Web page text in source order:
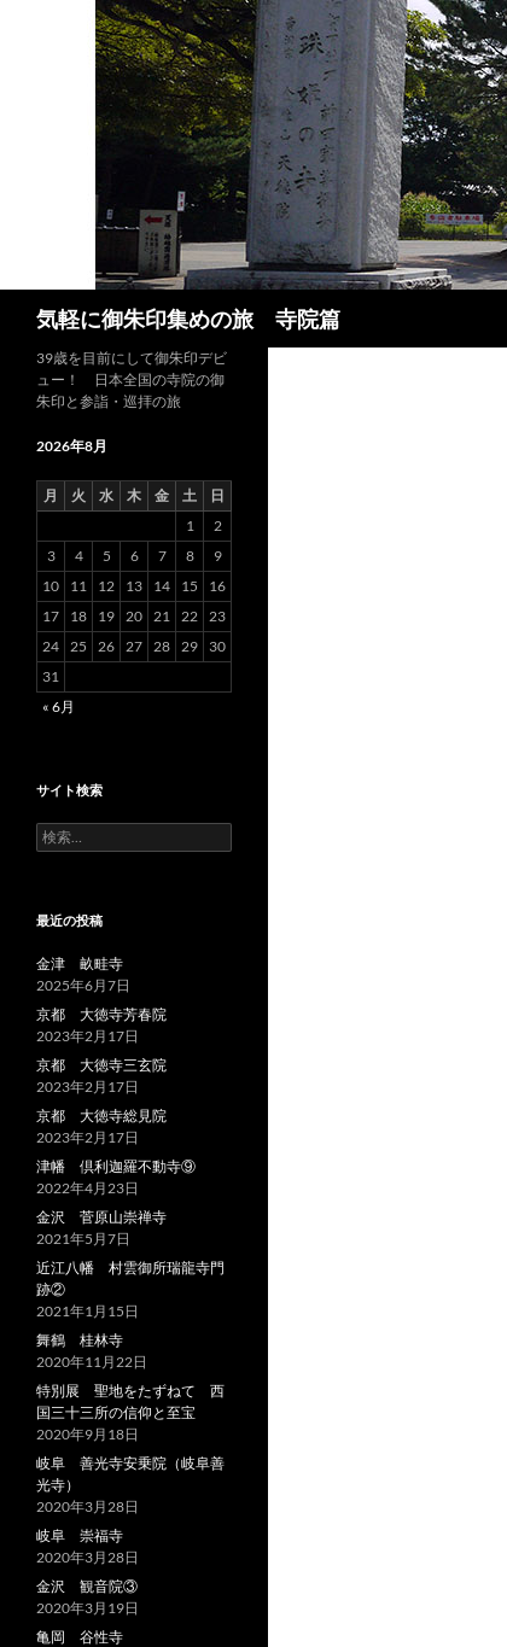
気軽に御朱印集めの旅 寺院篇
39歳を目前にして御朱印デビ
ュー！ 日本全国の寺院の御
朱印と参詣・巡拝の旅
2026年8月
月 火 水 木 金 土
日
1
2
3
4 5 6 7 8
9
10
11 12 13 14 15
16
17
18 19 20 21 22 23
24 25 26 27 28 29
30
31
« 6月
サイト検索
検
索:
最近の投稿
金津 畝畦寺
2025年6月7日
京都 大徳寺芳春院
2023年2月17日
京都 大徳寺三玄院
2023年2月17日
京都 大徳寺総見院
2023年2月17日
津幡 倶利迦羅不動寺⑨
2022年4月23日
金沢 菅原山崇禅寺
2021年5月7日
近江八幡 村雲御所瑞龍寺門
跡②
2021年1月15日
舞鶴 桂林寺
2020年11月22日
特別展 聖地をたずねて 西
国三十三所の信仰と至宝
2020年9月18日
岐阜 善光寺安乗院（岐阜善
光寺）
2020年3月28日
岐阜 崇福寺
2020年3月28日
金沢 観音院③
2020年3月19日
亀岡 谷性寺